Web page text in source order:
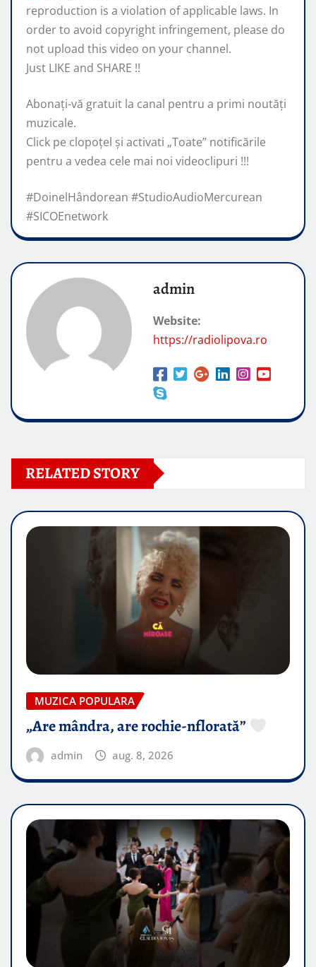
reproduction is a violation of applicable laws. In
order to avoid copyright infringement, please do
not upload this video on your channel.
Just LIKE and SHARE !!
Abonaţi-vă gratuit la canal pentru a primi noutăţi
muzicale.
Click pe clopoţel și activati „Toate” notificările
pentru a vedea cele mai noi videoclipuri !!!
#DoinelHândorean #StudioAudioMercurean
#SICOEnetwork
admin
Website:
https://radiolipova.ro
RELATED STORY
MUZICA POPULARA
„Are mândra, are rochie-nflorată”
admin aug. 8, 2026